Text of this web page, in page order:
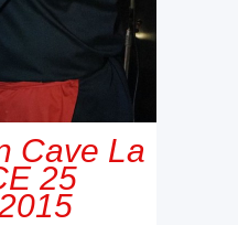
Cave La
25